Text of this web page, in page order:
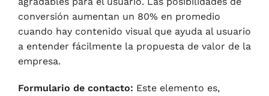
conversión aumentan un 80% en promedio
cuando hay contenido visual que ayuda al usuario
a entender fácilmente la propuesta de valor de la
empresa.
Formulario de contacto: Este elemento es,